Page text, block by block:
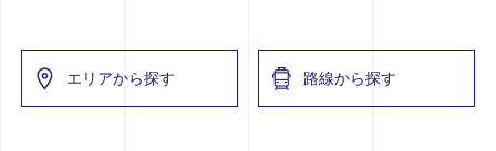
エリアから探す 路線から探す